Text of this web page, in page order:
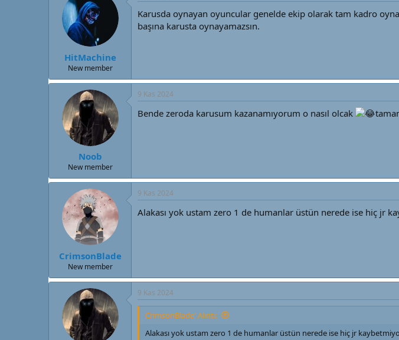
HitMachine
New member
Karusda oynayan oyuncular genelde ekip olarak tam kadro
başına karusta oynayamazsın.
Noob
New member
9 Kas 2024
Bende zeroda karusum kazanamıyorum o nasıl olcak
CrimsonBlade
New member
9 Kas 2024
Alakası yok ustam zero 1 de humanlar üstün nerede ise hiç jr
9 Kas 2024
CrimsonBlade' Alıntı:
Alakası yok ustam zero 1 de humanlar üstün nerede ise hiç jr